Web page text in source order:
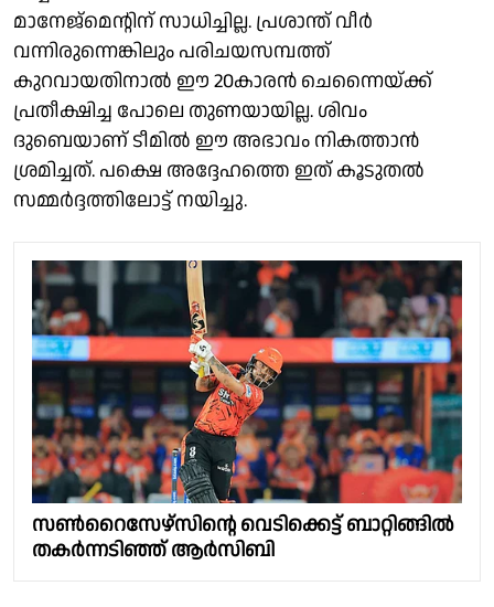
മാനേജ്മെന്റിന് സാധിച്ചില്ല. പ്രശാന്ത് വീർ
വന്നിരുന്നെങ്കിലും പരിചയസമ്പത്ത്
കുറവായതിനാൽ ഈ 20കാരൻ ചെന്നൈയ്ക്ക്
പ്രതീക്ഷിച്ച പോലെ തുണയായില്ല. ശിവം
ദുബെയാണ് ടീമിൽ ഈ അഭാവം നികത്താൻ
ശ്രമിച്ചത്. പക്ഷെ അദ്ദേഹത്തെ ഇത് കൂടുതൽ
സമ്മർദ്ദത്തിലോട്ട് നയിച്ചു.
സൺറൈസേഴ്സിൻ്റെ വെടിക്കെട്ട് ബാറ്റിങ്ങിൽ
തകർന്നടിഞ്ഞ് ആർസിബി